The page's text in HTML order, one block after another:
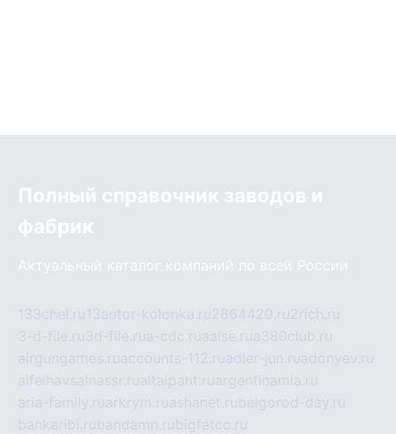
Полный справочник заводов и
фабрик
Актуальный каталог компаний по всей России
133chel.ru13autor-kolonka.ru2864420.ru2rich.ru
3-d-file.ru3d-file.rua-cdc.ruaalse.rua380club.ru
airgungames.ruaccounts-112.ruadler-jun.ruadonyev.ru
alfeihavsalnassr.rualtaipant.ruargentinamia.ru
aria-family.ruarkrym.ruashanet.rubelgorod-day.ru
bankaribi.rubandamn.rubigfatcc.ru